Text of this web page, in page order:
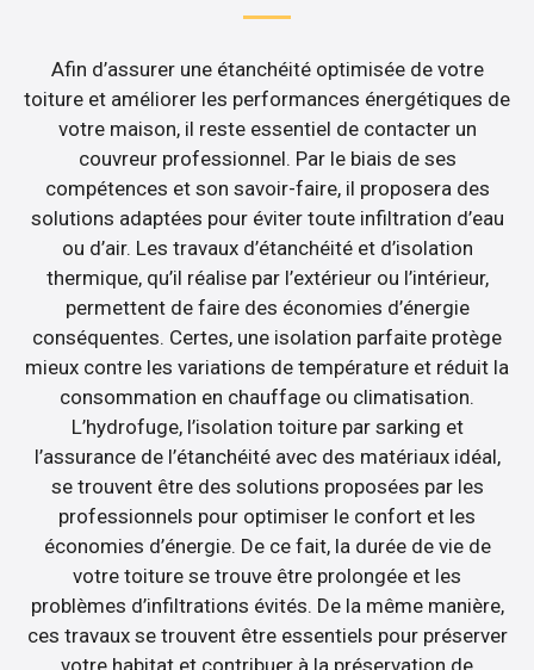
Afin d’assurer une étanchéité optimisée de votre
toiture et améliorer les performances énergétiques de
votre maison, il reste essentiel de contacter un
couvreur professionnel. Par le biais de ses
compétences et son savoir-faire, il proposera des
solutions adaptées pour éviter toute infiltration d’eau
ou d’air. Les travaux d’étanchéité et d’isolation
thermique, qu’il réalise par l’extérieur ou l’intérieur,
permettent de faire des économies d’énergie
conséquentes. Certes, une isolation parfaite protège
mieux contre les variations de température et réduit la
consommation en chauffage ou climatisation.
L’hydrofuge, l’isolation toiture par sarking et
l’assurance de l’étanchéité avec des matériaux idéal,
se trouvent être des solutions proposées par les
professionnels pour optimiser le confort et les
économies d’énergie. De ce fait, la durée de vie de
votre toiture se trouve être prolongée et les
problèmes d’infiltrations évités. De la même manière,
ces travaux se trouvent être essentiels pour préserver
votre habitat et contribuer à la préservation de